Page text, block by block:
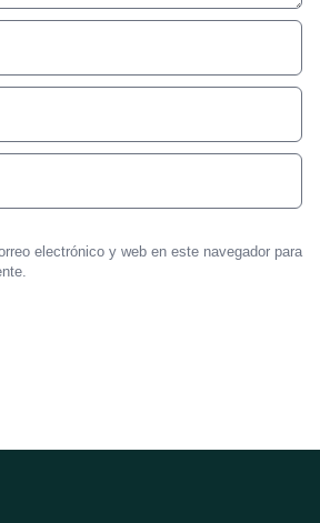
electrónico y web en este navegador para